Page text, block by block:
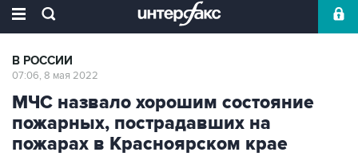
В РОССИИ
07:06, 8 мая 2022
МЧС назвало хорошим состояние
пожарных, пострадавших на
пожарах в Красноярском крае